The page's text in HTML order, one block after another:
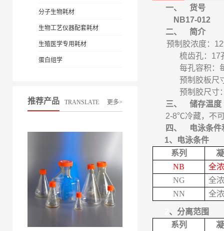
分子生物耗材
生物工艺仪器配套耗材
生殖医学专用耗材
蛋白组学
推荐产品 TRANSLATE 更多>
一、
货号
NB17-012
二、
简介
预制胶浓度：
梳齿孔： 17
每孔容积：
预制胶板尺
预制胶尺寸
三、
储存温度
2-8℃冷藏，不
四、
电泳条
1、电泳条件
系列
NB
全
NG
全
NN
全
、分离范围
系列